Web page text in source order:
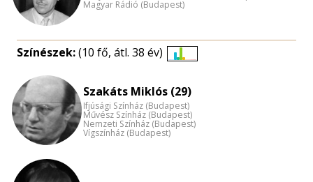
Magyar Rádió (Budapest)
Színészek:(10 fő, átl. 38 év)
eloszlás
nagyítása
Szakáts Miklós (29)
Ifjúsági Színház (Budapest)
Művész Színház (Budapest)
Nemzeti Színház (Budapest)
Vígszínház (Budapest)